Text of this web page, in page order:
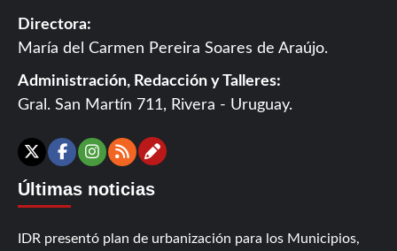
Directora:
María del Carmen Pereira Soares de Araújo.
Administración, Redacción y Talleres:
Gral. San Martín 711, Rivera - Uruguay.
X Facebook
Instagram
RSSContáctanos
Últimas noticias
IDR presentó plan de urbanización para los Municipios,